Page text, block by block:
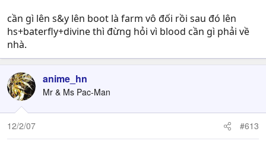
cần gì lên s&y lên boot là farm vô đối rồi sau đó lên
hs+baterfly+divine thì đừng hỏi vì blood cần gì phải về
nhà.
anime_hn
Mr & Ms Pac-Man
12/2/07 #613